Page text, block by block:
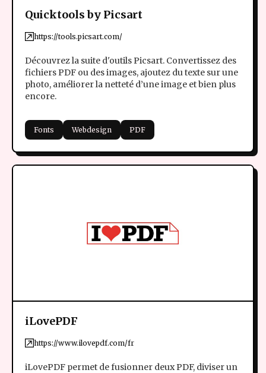
Quicktools by Picsart
https://tools.picsart.com/
Découvrez la suite d'outils Picsart. Convertissez des
fichiers PDF ou des images, ajoutez du texte sur une
photo, améliorer la netteté d’une image et bien plus
encore.
Fonts Webdesign PDF
iLovePDF
https://www.ilovepdf.com/fr
iLovePDF permet de fusionner deux PDF, diviser un